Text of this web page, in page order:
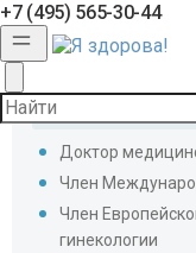
+7 (495) 565-30-44
Доктор
Член
Член
гинекологии